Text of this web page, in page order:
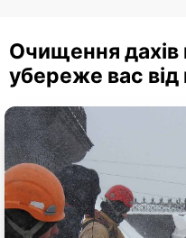
Очищення дахів
убереже вас від